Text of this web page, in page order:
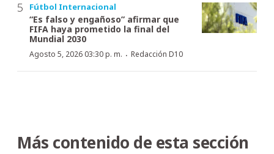
Fútbol Internacional
“Es falso y engañoso” afirmar que
FIFA haya prometido la final del
Mundial 2030
Agosto 5, 2026 03:30 p. m. · Redacción D10
Más contenido de esta sección